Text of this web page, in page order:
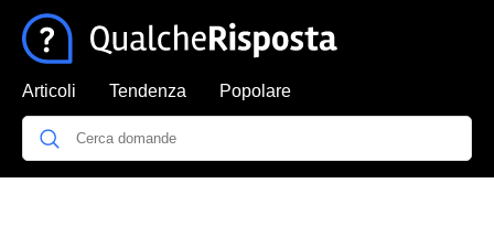
Articoli Tendenza Popolare